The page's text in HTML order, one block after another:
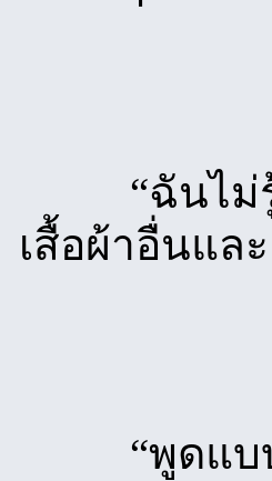
“ฉันไม่รู้ชื่
เสื้อผ้าอื่นแล
“พูดแบบนี้